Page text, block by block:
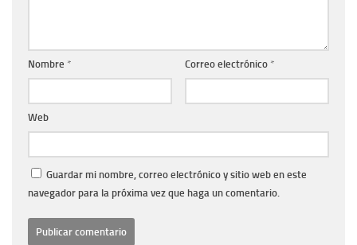
Nombre * Correo electrónico *
Web
Guardar mi nombre, correo electrónico y sitio web en este
navegador para la próxima vez que haga un comentario.